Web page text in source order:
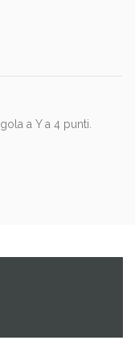
a Y a 4 punti.